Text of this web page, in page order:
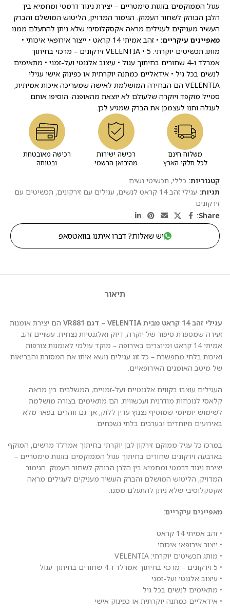
עגול הממוקמים בזוגות סימטריים – יצירת ניגוד דרמטי ומחמיא בין
הלבן הבוהק לשחור העמוק. הגימור המדויק, הליטוש המושלם והברק
העשיר מעניקים לעגילים מראה אקסקלוסיבי שלא ניתן להתעלם ממנו.
מאפיינים עיקריים:
• זהב אמיתי 14 קראט • ייצור אירופאי איכותי •
מותג תכשיטים יוקרתי: VELENTIA • 5 זירקונים – מרכזי בחיתוך
אמרלד ו-4 שחורים בחיתוך עגול • עיצוב אלגנטי ועל-זמני • מתאימים
לנשים בכל גיל • אידאליים כמתנה יוקרתית או כפינוק אישי עגילי
VELENTIA הם הבחירה המושלמת לאישה שמעריכה איכות אמיתית,
סטייל מוקפד ויוקרה שלעולם לא יוצאת מהאופנה. הוסיפו אותם
לעגלה ותנו לעצמכן את הברק שמגיע לכן.
משלוח חינם
לכל חלקי הארץ
רכישה ישירות
מהיבואן הרשמי
רכישה מאובטחת
ובטוחה
קטגוריות: כללי, תכשיטי נשים
תגיות: עגילי זהב 14 קראט לנשים , עגילים עם זירקונים, תכשיטים עם
זירקונים
Share:
יש שאלות? דברו איתנו בוואטסאפ
תיאור
עגילי זהב 14 קראט מבית VELENTIA – דגם VR881
הם יצירת אומנות
זעירה שמספרת סיפור של יוקרה, דיוק ואלגנטיות נצחית. עשויים זהב
אמיתי 14 קראט ומיוצרים באירופה – מוקד עולמי לאומנות צורפות
ואיכות בלתי מתפשרת – כל זוג עגילים נושא איתו את המסורת והבריאות
של מיטב האומנים האירופאיים.
העגילים עוצבו בקווים אלגנטיים ועל-זמניים, המשלבים בין מראה
קלאסי לנוכחות מודרנית ועכשווית. הם מתאימים בצורה מושלמת
לשימוש יומיומי שמוסיף נצנוץ עדין ללוק, אך גם זוהרים בפאר מלא
באירועים מיוחדים ובערבים בלתי נשכחים.
במרכז כל עגיל ממוקם זירקון לבן יוקרתי בחיתוך אמרלד מרשים, המוקף
בארבעה זירקונים שחורים בחיתוך עגול הממוקמים בזוגות סימטריים –
יצירת ניגוד דרמטי ומחמיא בין הלבן הבוהק לשחור העמוק. הגימור
המדויק, הליטוש המושלם והברק העשיר מעניקים לעגילים מראה
אקסקלוסיבי שלא ניתן להתעלם ממנו.
מאפיינים עיקריים:
• זהב אמיתי 14 קראט
• ייצור אירופאי איכותי
• מותג תכשיטים יוקרתי: VELENTIA
• 5 זירקונים – מרכזי בחיתוך אמרלד ו-4 שחורים בחיתוך עגול
• עיצוב אלגנטי ועל-זמני
• מתאימים לנשים בכל גיל
• אידאליים כמתנה יוקרתית או כפינוק אישי